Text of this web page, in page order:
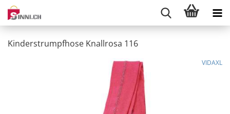
Kinderstrumpfhose Knallrosa 116
VIDAXL